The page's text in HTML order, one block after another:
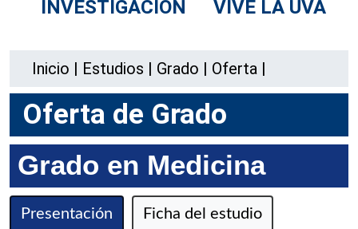
INVESTIGACIÓN
VIVE LA UVA
Inicio | Estudios | Grado | Oferta |
Oferta de Grado
Grado en Medicina
Presentación Ficha del estudio